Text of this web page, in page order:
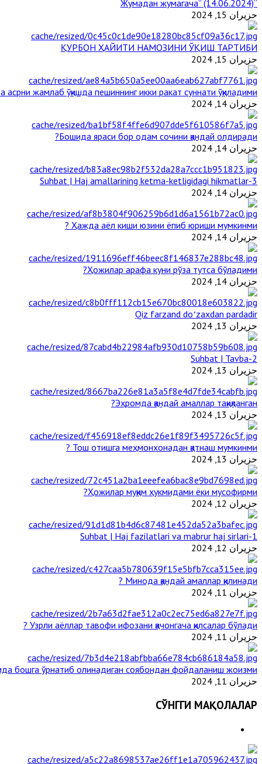
“Жумадан жумагача” (14.06.2024)
حزيران 15, 2024
ҚУРБОН ҲАЙИТИ НАМОЗИНИ ЎҚИШ ТАРТИБИ
حزيران 15, 2024
жамлаб ўқишда пешиннинг икки ракат суннати ўқиладими?
حزيران 14, 2024
Бошида яраси бор одам сочини қандай олдиради?
حزيران 14, 2024
3-Suhbat | Haj amallarining ketma-ketligidagi hikmatlar
حزيران 14, 2024
Ҳажда аёл киши юзини ёпиб юриши мумкинми ?
حزيران 14, 2024
Ҳожилар арафа куни рўза тутса бўладими?
حزيران 14, 2024
Qiz farzand doʻzaxdan pardadir
حزيران 13, 2024
2-Suhbat | Tavba
حزيران 13, 2024
Эҳромда қандай амаллар тақиқланган?
حزيران 13, 2024
Тош отишга меҳмонхонадан қатнаш мумкинми ?
حزيران 13, 2024
Ҳожилар муқим ҳукмидами ёки мусофирми?
حزيران 12, 2024
1-Suhbat | Haj fazilatlari va mabrur haj sirlari
حزيران 12, 2024
Минода қандай амаллар қилинади ?
حزيران 11, 2024
Узрли аёллар тавофи ифозани қачонгача қилсалар бўлади ?
حزيران 11, 2024
бошга ўрнатиб олинадиган соябондан фойдаланиш жоизми ?
حزيران 11, 2024
СЎНГГИ МАҚОЛАЛАР